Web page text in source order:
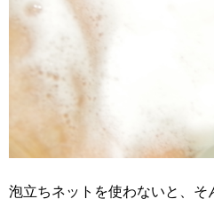
泡立ちネットを使わないと、そ